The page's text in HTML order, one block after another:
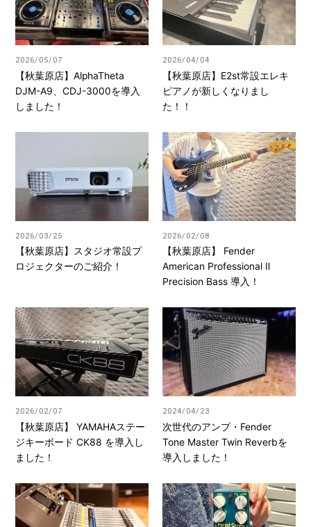
2026/05/07
【秋葉原店】AlphaTheta
DJM-A9、CDJ-3000を導入
しました！
2026/04/04
【秋葉原店】E2st常設エレキ
ピアノが新しくなりまし
た！！
2026/03/25
【秋葉原店】スタジオ常設プ
ロジェクターのご紹介！
2026/02/08
【秋葉原店】 Fender
American Professional Ⅱ
Precision Bass 導入！
2026/02/07
【秋葉原店】 YAMAHAステー
ジキーボード CK88 を導入し
ました！
2024/04/23
次世代のアンプ・Fender
Tone Master Twin Reverbを
導入しました！